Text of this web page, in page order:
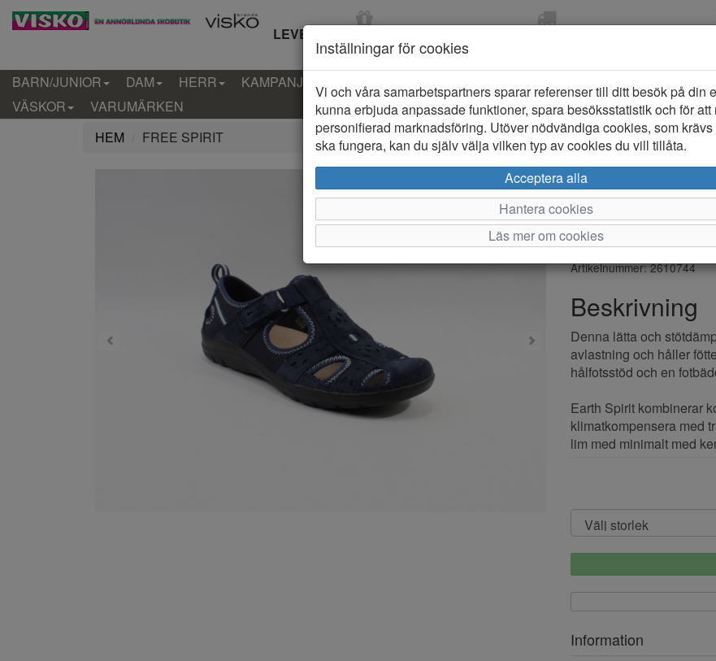
LEVERANS INOM 2-5 DAGAR ÖPPET
BARN/JUNIOR DAM HERR KAMPANJ KLÄDER-BARN
VÄSKOR
VARUMÄRKEN
HEM
FREE SPIRIT
Free Spirit
Varumärke: Free spirit
Artikelnummer: 2610744
Beskrivning
Denna lätta och
avlastning och håller
hålfotsstöd och en
Earth Spirit kombinerar
klimatkompensera med
lim med minimalt med
Information
Inställningar för cookies
Vi och våra samarbetspartners sparar referenser till ditt besök på din
kunna erbjuda anpassade funktioner, spara besöksstatistik och för
personifierad marknadsföring. Utöver nödvändiga cookies, som
ska fungera, kan du själv välja vilken typ av cookies du vill tillåta.
Acceptera alla
Hantera cookies
Läs mer om cookies